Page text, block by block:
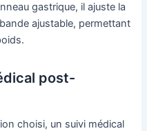
gastrique, il ajuste la
bande ajustable, permettant
post-
choisi, un suivi médical